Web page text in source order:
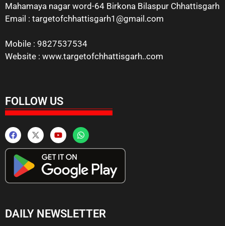
Mahamaya nagar word-64 Birkona Bilaspur Chhattisgarh
Email : targetofchhattisgarh1@gmail.com
Mobile : 9827537534
Website : www.targetofchhattisgarh..com
FOLLOW US
DAILY NEWSLETTER